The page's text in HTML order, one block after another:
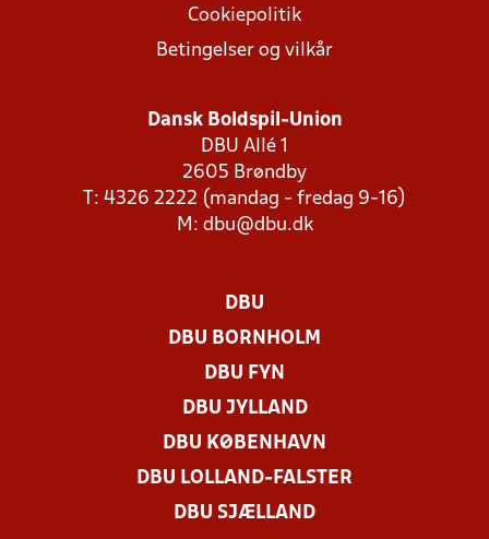
Cookiepolitik
Betingelser og vilkår
Dansk Boldspil-Union
DBU Allé 1
2605 Brøndby
T: 4326 2222 (mandag - fredag 9-16)
M: dbu@dbu.dk
DBU
DBU BORNHOLM
DBU FYN
DBU JYLLAND
DBU KØBENHAVN
DBU LOLLAND-FALSTER
DBU SJÆLLAND